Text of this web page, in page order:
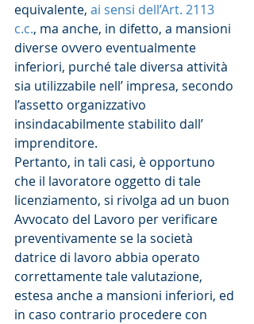
equivalente, ai sensi dell’Art. 2113
c.c., ma anche, in difetto, a mansioni
diverse ovvero eventualmente
inferiori, purché tale diversa attività
sia utilizzabile nell’ impresa, secondo
l’assetto organizzativo
insindacabilmente stabilito dall’
imprenditore.
Pertanto, in tali casi, è opportuno
che il lavoratore oggetto di tale
licenziamento, si rivolga ad un buon
Avvocato del Lavoro per verificare
preventivamente se la società
datrice di lavoro abbia operato
correttamente tale valutazione,
estesa anche a mansioni inferiori, ed
in caso contrario procedere con